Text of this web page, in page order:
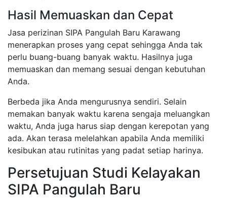
Hasil Memuaskan dan Cepat
Jasa perizinan SIPA Pangulah Baru Karawang
menerapkan proses yang cepat sehingga Anda tak
perlu buang-buang banyak waktu. Hasilnya juga
memuaskan dan memang sesuai dengan kebutuhan
Anda.
Berbeda jika Anda mengurusnya sendiri. Selain
memakan banyak waktu karena sengaja meluangkan
waktu, Anda juga harus siap dengan kerepotan yang
ada. Akan terasa melelahkan apabila Anda memiliki
kesibukan atau rutinitas yang padat setiap harinya.
Persetujuan Studi Kelayakan
SIPA Pangulah Baru